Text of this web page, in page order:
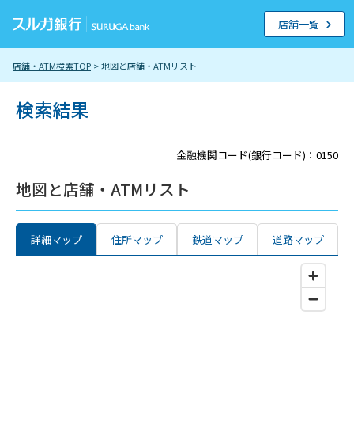
店舗・ATM検索TOP > 地図と店舗・ATMリスト
店舗一覧
検索結果
金融機関コード(銀行コード)：0150
地図と店舗・ATMリスト
詳細マップ 住所マップ 鉄道マップ 道路マップ